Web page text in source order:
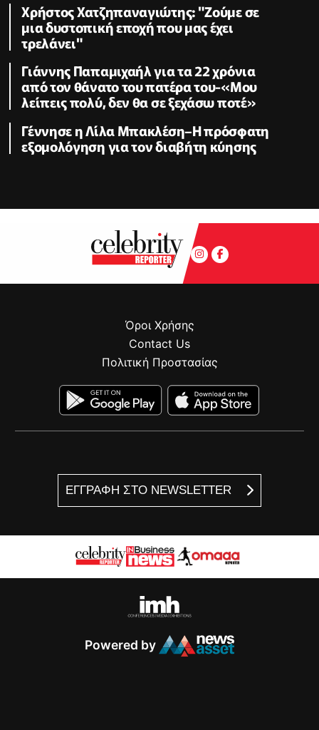
Χρήστος Χατζηπαναγιώτης: "Ζούμε σε
μια δυστοπική εποχή που μας έχει
τρελάνει"
Γιάννης Παπαμιχαήλ για τα 22 χρόνια
από τον θάνατο του πατέρα του-«Μου
λείπεις πολύ, δεν θα σε ξεχάσω ποτέ»
Γέννησε η Λίλα Μπακλέση–Η πρόσφατη
εξομολόγηση για τον διαβήτη κύησης
ΕΓΓΡΑΦΗ ΣΤΟ NEWSLETTER
Όροι Χρήσης
Contact Us
Πολιτική Προστασίας
Powered by